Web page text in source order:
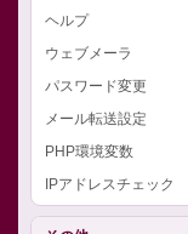
ヘルプ
ウェブメーラ
パスワード変更
メール転送設定
PHP環境変数
IPアドレスチェック